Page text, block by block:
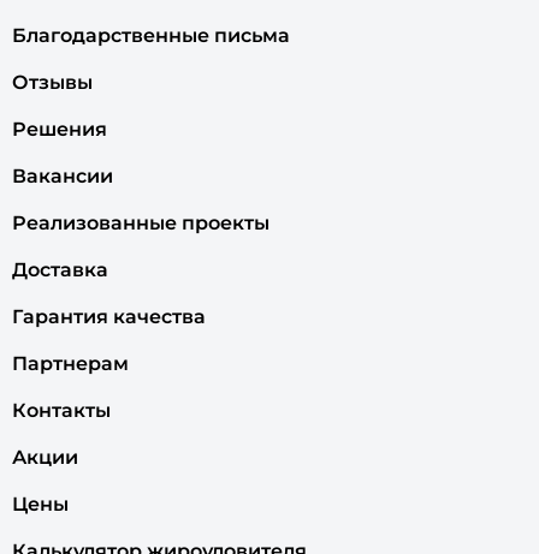
Благодарственные письма
Отзывы
Решения
Вакансии
Реализованные проекты
Доставка
Гарантия качества
Партнерам
Контакты
Акции
Цены